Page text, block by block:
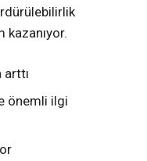
kazanıyor.
önemli ilgi